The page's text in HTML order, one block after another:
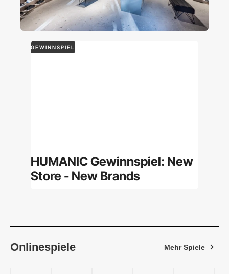
GEWINNSPIEL
HUMANIC Gewinnspiel: New
Store - New Brands
Onlinespiele Mehr Spiele